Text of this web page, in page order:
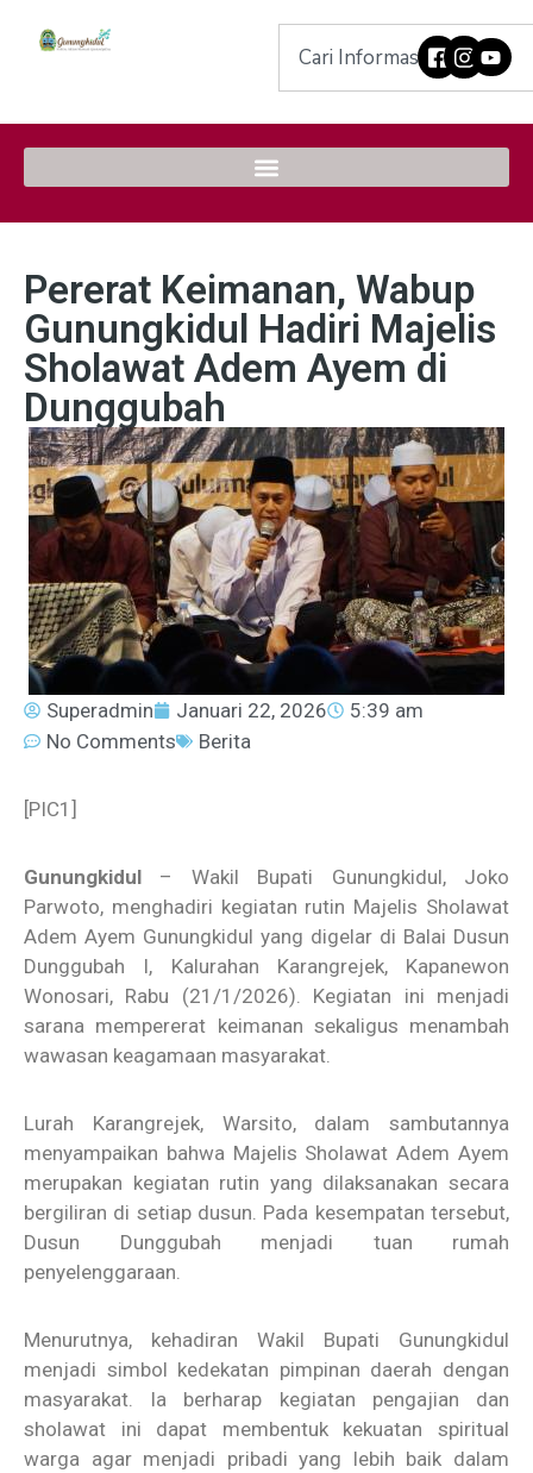
Pererat Keimanan, Wabup
Gunungkidul Hadiri Majelis
Sholawat Adem Ayem di
Dunggubah
Superadmin Januari 22, 2026
5:39 am
No Comments
Berita
[PIC1]
Gunungkidul – Wakil Bupati Gunungkidul, Joko
Parwoto, menghadiri kegiatan rutin Majelis Sholawat
Adem Ayem Gunungkidul yang digelar di Balai Dusun
Dunggubah I, Kalurahan Karangrejek, Kapanewon
Wonosari, Rabu (21/1/2026). Kegiatan ini menjadi
sarana mempererat keimanan sekaligus menambah
wawasan keagamaan masyarakat.
Lurah Karangrejek, Warsito, dalam sambutannya
menyampaikan bahwa Majelis Sholawat Adem Ayem
merupakan kegiatan rutin yang dilaksanakan secara
bergiliran di setiap dusun. Pada kesempatan tersebut,
Dusun Dunggubah menjadi tuan rumah
penyelenggaraan.
Menurutnya, kehadiran Wakil Bupati Gunungkidul
menjadi simbol kedekatan pimpinan daerah dengan
masyarakat. Ia berharap kegiatan pengajian dan
sholawat ini dapat membentuk kekuatan spiritual
warga agar menjadi pribadi yang lebih baik dalam